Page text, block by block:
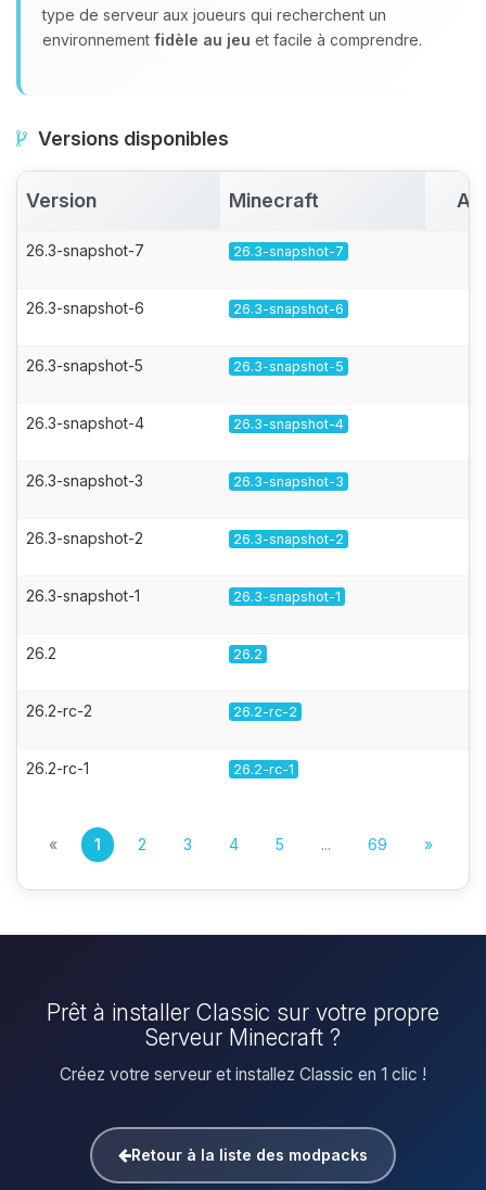
type de serveur aux joueurs qui recherchent un
environnement fidèle au jeu et facile à comprendre.
Versions disponibles
Version Minecraft
26.3-snapshot-7 26.3-snapshot-7
26.3-snapshot-6 26.3-snapshot-6
26.3-snapshot-5 26.3-snapshot-5
26.3-snapshot-4 26.3-snapshot-4
26.3-snapshot-3 26.3-snapshot-3
26.3-snapshot-2 26.3-snapshot-2
26.3-snapshot-1 26.3-snapshot-1
26.2 26.2
26.2-rc-2 26.2-rc-2
26.2-rc-1 26.2-rc-1
« 1 2 3 4 5 ... 69 »
Prêt à installer Classic sur votre propre
Serveur Minecraft ?
Créez votre serveur et installez Classic en 1 clic !
Retour à la liste des modpacks